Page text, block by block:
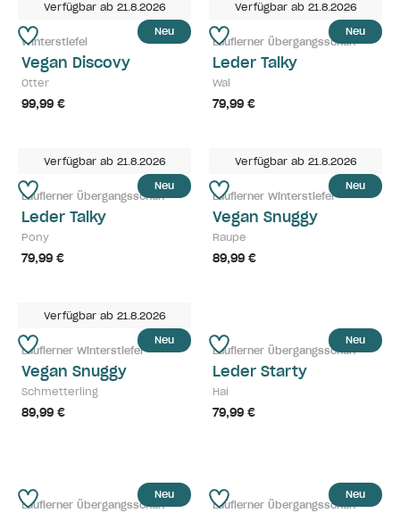
Verfügbar ab 21.8.2026
Neu
Winterstiefel
Vegan Discovy
Otter
99,99 €
Verfügbar ab 21.8.2026
Neu
Lauflerner Übergangsschuh
Leder Talky
Wal
79,99 €
Verfügbar ab 21.8.2026
Neu
Lauflerner Übergangsschuh
Leder Talky
Pony
79,99 €
Verfügbar ab 21.8.2026
Neu
Lauflerner Winterstiefel
Vegan Snuggy
Raupe
89,99 €
Verfügbar ab 21.8.2026
Neu
Lauflerner Winterstiefel
Vegan Snuggy
Schmetterling
89,99 €
Neu
Lauflerner Übergangsschuh
Leder Starty
Hai
79,99 €
Neu
Lauflerner Übergangsschuh
Neu
Lauflerner Übergangsschuh